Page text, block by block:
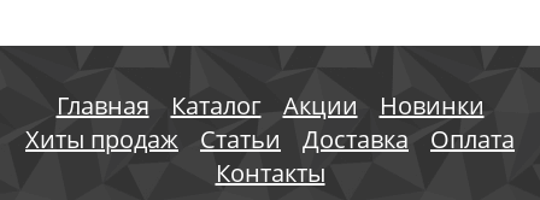
Главная Каталог Акции
Новинки
Хиты продаж
Статьи Доставка
Оплата
Контакты